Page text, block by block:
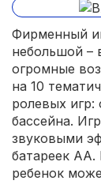
Фирменный
небольшой –
огромные
на 10
ролевых игр:
бассейна.
звуковыми
батареек АА.
ребенок